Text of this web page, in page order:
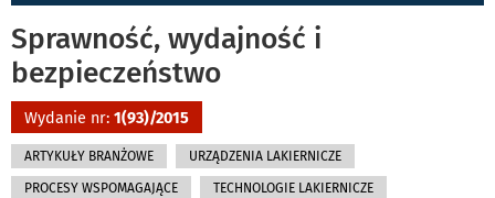
Sprawność, wydajność i
bezpieczeństwo
Wydanie nr: 1(93)/2015
ARTYKUŁY BRANŻOWE URZĄDZENIA LAKIERNICZE
PROCESY WSPOMAGAJĄCE TECHNOLOGIE LAKIERNICZE